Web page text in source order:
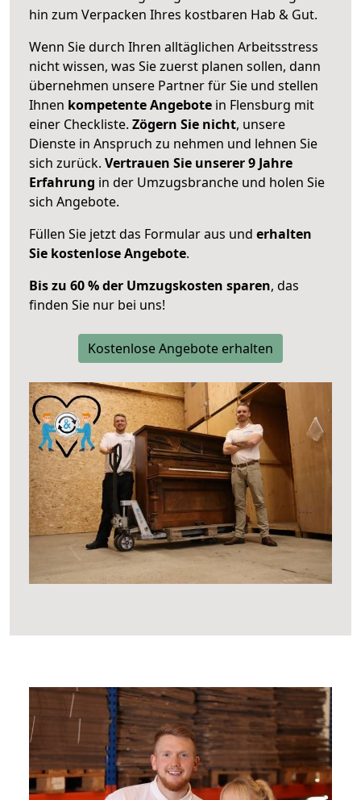
hin zum Verpacken Ihres kostbaren Hab & Gut.
Wenn Sie durch Ihren alltäglichen Arbeitsstress
nicht wissen, was Sie zuerst planen sollen, dann
übernehmen unsere Partner für Sie und stellen
Ihnen kompetente Angebote in Flensburg mit
einer Checkliste. Zögern Sie nicht, unsere
Dienste in Anspruch zu nehmen und lehnen Sie
sich zurück. Vertrauen Sie unserer 9 Jahre
Erfahrung in der Umzugsbranche und holen Sie
sich Angebote.
Füllen Sie jetzt das Formular aus und erhalten
Sie kostenlose Angebote.
Bis zu 60 % der Umzugskosten sparen, das
finden Sie nur bei uns!
Kostenlose Angebote erhalten